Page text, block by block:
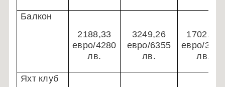
Балкон
2188,33
евро/4280
лв.
3249,26
евро/6355
лв.
1702,60
евро/3330
лв.
Яхт клуб